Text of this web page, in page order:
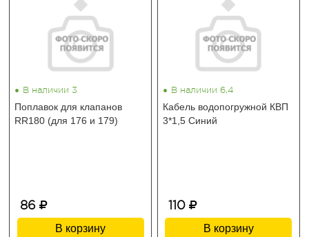
• В наличии 3
Поплавок для клапанов
RR180 (для 176 и 179)
86
В корзину
• В наличии 6,4
Кабель водопогружной КВП
3*1,5 Синий
110
В корзину